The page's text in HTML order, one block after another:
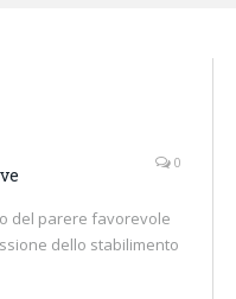
0
del parere favorevole
dello stabilimento